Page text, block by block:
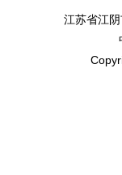
江苏省江